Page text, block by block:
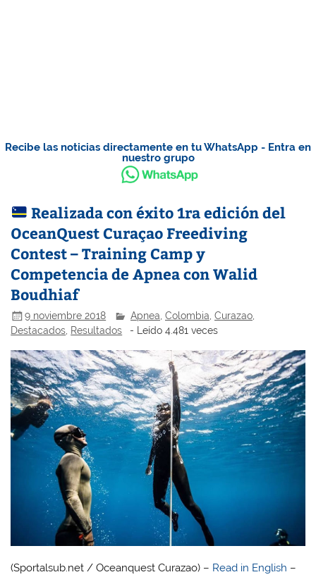
Recibe las noticias directamente en tu WhatsApp - Entra en
nuestro grupo
Realizada con éxito 1ra edición del
OceanQuest Curaçao Freediving
Contest – Training Camp y
Competencia de Apnea con Walid
Boudhiaf
9 noviembre 2018 Apnea ,Colombia ,Curazao
Destacados, Resultados - Leído 4.481 veces
(Sportalsub.net / Oceanquest Curazao) – Read in English –